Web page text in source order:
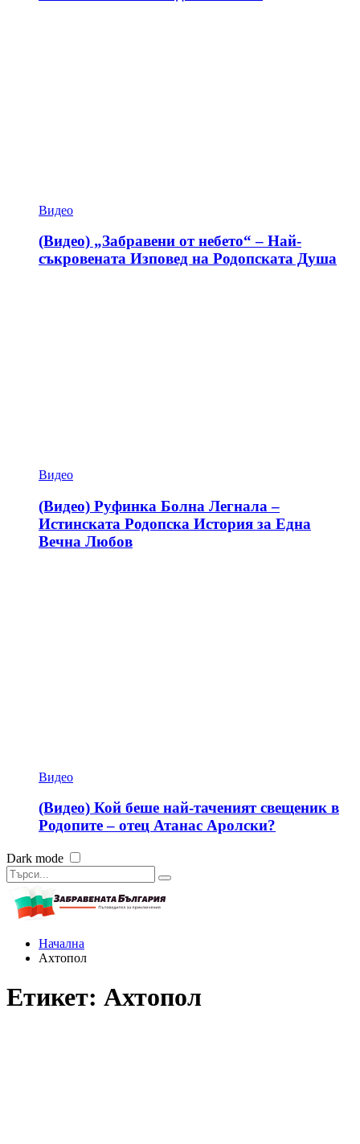
Видео
(Видео) „Забравени от небето“ – Най-
съкровената Изповед на Родопската Душа
Видео
(Видео) Руфинка Болна Легнала –
Истинската Родопска История за Една
Вечна Любов
Видео
(Видео) Кой беше най-таченият свещеник в
Родопите – отец Атанас Аролски?
Dark mode
Начална
Ахтопол
Етикет: Ахтопол